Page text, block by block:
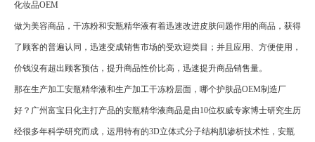
化妆品OEM
做为美容商品，干冻粉和安瓶精华液有着迅速改进皮肤问题作用的商品，获得
了顾客的普遍认同，迅速变成销售市场的受欢迎类目；并且应用、方便使用，
价钱沒有超出顾客预估，提升商品性价比高，迅速提升商品销售量。
那在生产加工安瓶精华液和生产加工干冻粉层面，哪个护肤品OEM制造厂
好？广州富宝日化主打产品的安瓶精华液商品是由10位权威专家博士研究生历
经很多年科学研究而成，运用特有的3D立体式分子结构肌渗析技术性，安瓶